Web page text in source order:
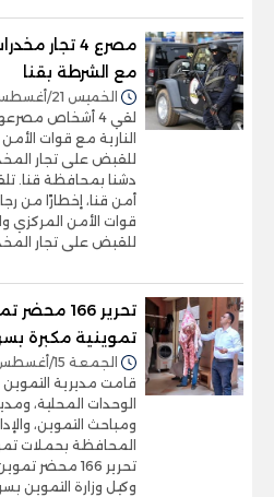
مصرع 4 تجار
مع الشرطة بقنا
الخميس 21/أغسطس/2025 - 10:45 م
لقي 4 أشخاص
النارية مع قوات
للقبض على تجار
دشنا بمحافظة قنا.
أمن قنا، إخطارًا من
قوات الأمن المركزي
للقبض على تجار
تحرير 166
تموينية مكبرة
الجمعة 15/أغسطس/2025 - 08:17 م
قامت مديرية
الوحدات المحلية،
ومباحث التموين،
المحافظة بحملات
تحرير 166
وكيل وزارة التموين